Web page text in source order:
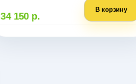
34 150 р.
В корзину